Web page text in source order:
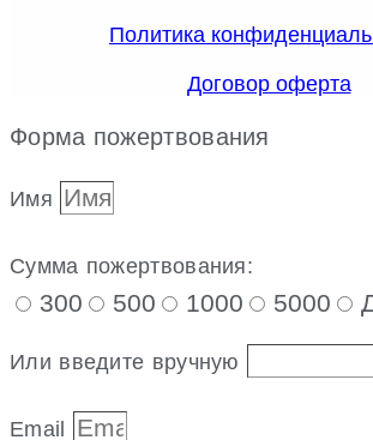
Политика
Договор оферта
Форма пожертвования
Имя
Сумма пожертвования:
300 500 1000 5000
Или введите вручную
Email